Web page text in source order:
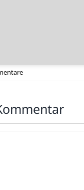
Video von Jorian